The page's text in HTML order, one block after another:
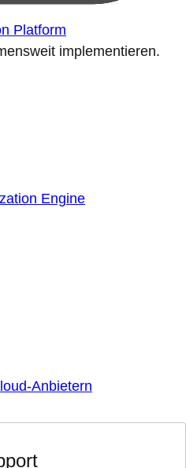
Platform
implementieren.
Engine
Anbietern